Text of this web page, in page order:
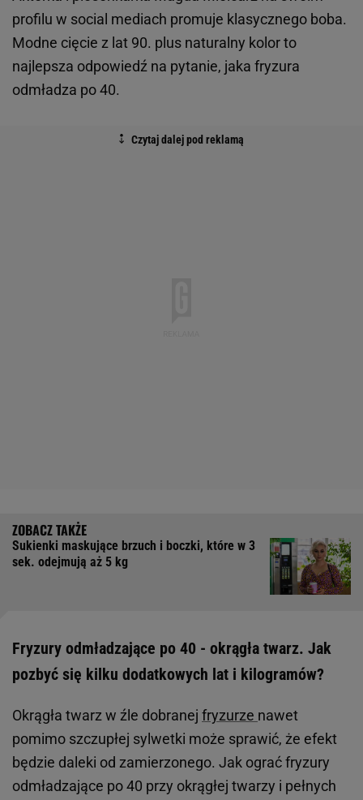
profilu w social mediach promuje klasycznego boba.
Modne cięcie z lat 90. plus naturalny kolor to
najlepsza odpowiedź na pytanie, jaka fryzura
odmładza po 40.
Sukienki maskujące brzuch i boczki, które w 3
sek. odejmują aż 5 kg
Fryzury odmładzające po 40 - okrągła twarz. Jak
pozbyć się kilku dodatkowych lat i kilogramów?
Okrągła twarz w źle dobranej fryzurze nawet
pomimo szczupłej sylwetki może sprawić, że efekt
będzie daleki od zamierzonego. Jak ograć fryzury
odmładzające po 40 przy okrągłej twarzy i pełnych